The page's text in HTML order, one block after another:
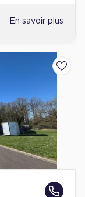
En savoir plus